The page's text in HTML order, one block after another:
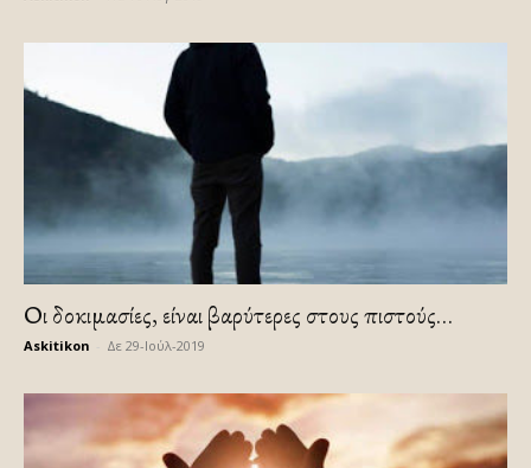
Οι δοκιμασίες, είναι βαρύτερες στους πιστούς…
Askitikon Δε 29-Ιούλ-2019